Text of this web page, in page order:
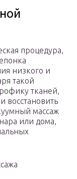
процедура,
низкого и
такой
тканей,
восстановить
массаж
или дома,